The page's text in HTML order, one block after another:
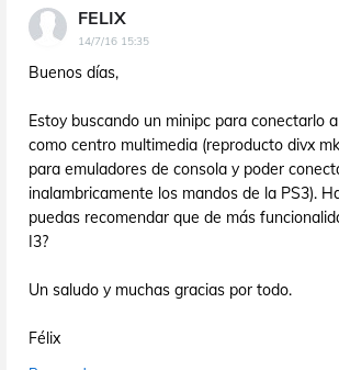
FELIX
14/7/16 15:35
Buenos días,
Estoy buscando un minipc para conectarlo
como centro multimedia (reproducto divx
para emuladores de consola y poder
inalambricamente los mandos de la PS3).
puedas recomendar que de más
I3?
Un saludo y muchas gracias por todo.
Félix